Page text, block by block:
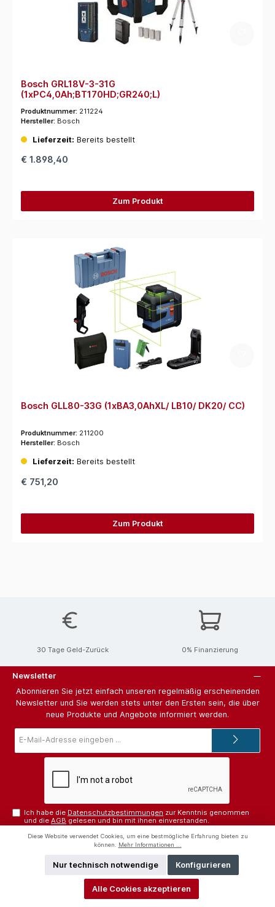
Bosch GRL18V-3-31G
(1xPC4,0Ah;BT170HD;GR240;L)
Produktnummer: 211224
Hersteller: Bosch
Lieferzeit: Bereits bestellt
€ 1.898,40
Zum Produkt
Bosch GLL80-33G (1xBA3,0AhXL/ LB10/ DK20/ CC)
Produktnummer: 211200
Hersteller: Bosch
Lieferzeit: Bereits bestellt
€ 751,20
Zum Produkt
30 Tage Geld-Zurück 0% Finanzierung
Newsletter
Abonnieren Sie jetzt einfach unseren regelmäßig erscheinenden
Newsletter und Sie werden stets unter den Ersten sein, die über
neue Produkte und Angebote informiert werden.
Mail-
Ich habe die Datenschutzbestimmungen zur Kenntnis genommen
und dieAGB gelesen und bin mit ihnen einverstanden.
Unterstützung und Beratung unter:
+43 (0) 505 - 635
Mo-Fr 09:00 - 18:00 Uhr, Sa 09:00 - 17:00 Uhr
Diese Website verwendet Cookies, um eine bestmögliche Erfahrung bieten zu
können.
Mehr Informationen ...
Nur technisch notwendige Konfigurieren
Alle Cookies akzeptieren